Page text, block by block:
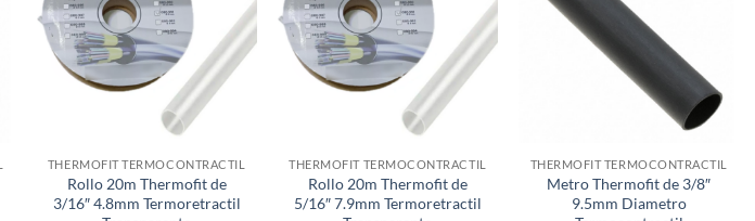
THERMOFIT TERMOCONTRACTIL
Rollo 20m Thermofit de
3/16″ 4.8mm Termoretractil
THERMOFIT TERMOCONTRACTIL
Rollo 20m Thermofit de
5/16″ 7.9mm Termoretractil
THERMOFIT TERMOCONTRACTIL
Metro Thermofit de 3/8″
9.5mm Diametro